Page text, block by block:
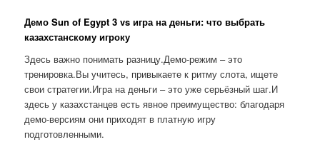
Демо Sun of Egypt 3 vs игра на деньги: что выбрать
казахстанскому игроку
Здесь важно понимать разницу.Демо-режим – это
тренировка.Вы учитесь, привыкаете к ритму слота, ищете
свои стратегии.Игра на деньги – это уже серьёзный шаг.И
здесь у казахстанцев есть явное преимущество: благодаря
демо-версиям они приходят в платную игру
подготовленными.